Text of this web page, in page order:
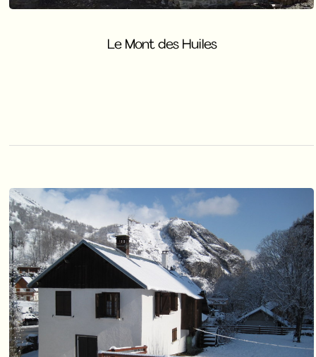
Le Mont des Huiles